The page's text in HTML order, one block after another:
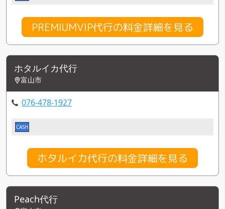
PREMIUMVIP代行の料金詳細を見る
ホタルイカ代行
富山市
076-478-1927
CASH
ホタルイカ代行の料金詳細を見る
Peach代行